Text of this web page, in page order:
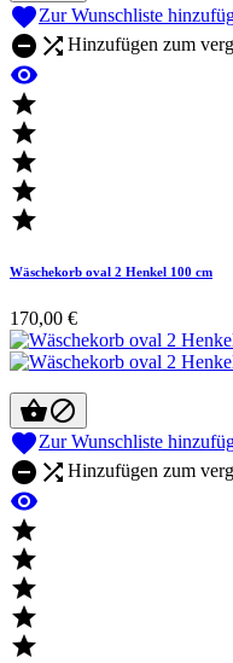
Zur Wunschliste
  Hinzufügen zum






Wäschekorb oval 2 Henkel 100 cm
170,00 €

Zur Wunschliste
  Hinzufügen zum





